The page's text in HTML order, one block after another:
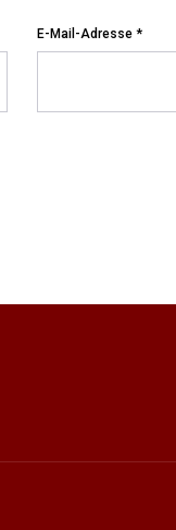
E-Mail-Adresse *